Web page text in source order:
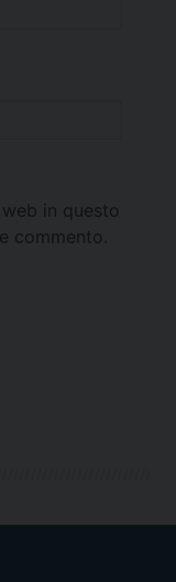
in questo
commento.